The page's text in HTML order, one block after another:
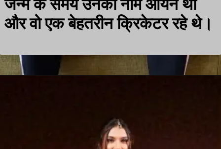
जन्म के समय उनका नाम आर्यन था
और वो एक बेहतरीन क्रिकेटर रहे थे।